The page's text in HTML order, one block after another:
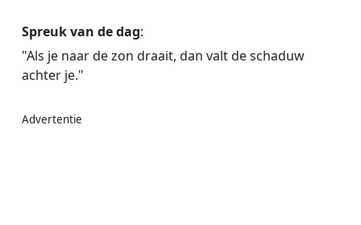
Spreuk van de dag:
"Als je naar de zon draait, dan valt de schaduw
achter je."
Advertentie